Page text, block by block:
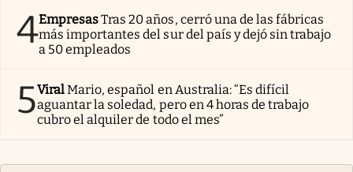
4EmpresasTras 20 años, cerró una de las fábricas
más importantes del sur del país y dejó sin trabajo
a 50 empleados
5ViralMario, español en Australia: “Es difícil
aguantar la soledad, pero en 4 horas de trabajo
cubro el alquiler de todo el mes”